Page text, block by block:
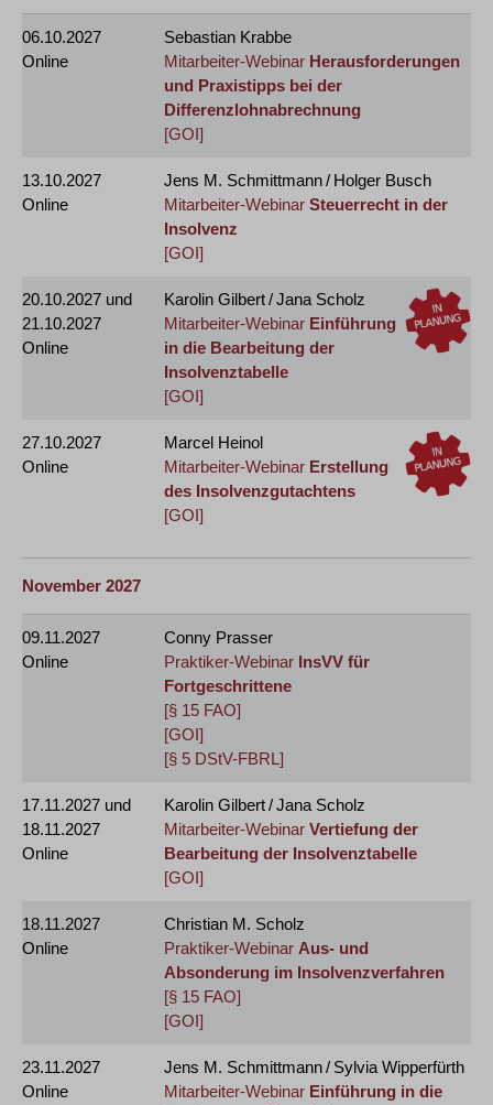
06.10.2027
Online
Sebastian Krabbe
Mitarbeiter-Webinar Herausforderungen
und Praxistipps bei der
Differenzlohnabrechnung
[GOI]
13.10.2027
Online
Jens M. Schmittmann / Holger Busch
Mitarbeiter-Webinar Steuerrecht in der
Insolvenz
[GOI]
20.10.2027 und
21.10.2027
Online
Karolin Gilbert / Jana Scholz
Mitarbeiter-Webinar Einführung
in die Bearbeitung der
Insolvenztabelle
[GOI]
27.10.2027
Online
Marcel Heinol
Mitarbeiter-Webinar Erstellung
des Insolvenzgutachtens
[GOI]
November 2027
09.11.2027
Online
Conny Prasser
Praktiker-Webinar InsVV für
Fortgeschrittene
[§ 15 FAO]
[GOI]
[§ 5 DStV-FBRL]
17.11.2027 und
18.11.2027
Online
Karolin Gilbert / Jana Scholz
Mitarbeiter-Webinar Vertiefung der
Bearbeitung der Insolvenztabelle
[GOI]
18.11.2027
Online
Christian M. Scholz
Praktiker-Webinar Aus- und
Absonderung im Insolvenzverfahren
[§ 15 FAO]
[GOI]
23.11.2027
Online
Jens M. Schmittmann / Sylvia Wipperfürth
Mitarbeiter-Webinar Einführung in die